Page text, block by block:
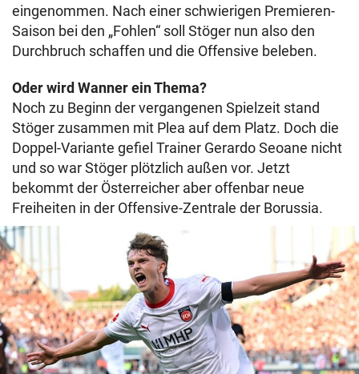
eingenommen. Nach einer schwierigen Premieren-
Saison bei den „Fohlen“ soll Stöger nun also den
Durchbruch schaffen und die Offensive beleben.
Oder wird Wanner ein Thema?
Noch zu Beginn der vergangenen Spielzeit stand
Stöger zusammen mit Plea auf dem Platz. Doch die
Doppel-Variante gefiel Trainer Gerardo Seoane nicht
und so war Stöger plötzlich außen vor. Jetzt
bekommt der Österreicher aber offenbar neue
Freiheiten in der Offensive-Zentrale der Borussia.